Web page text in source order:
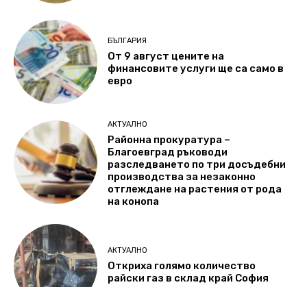
БЪЛГАРИЯ
От 9 август цените на
финансовите услуги ще са само в
евро
АКТУАЛНО
Районна прокуратура –
Благоевград ръководи
разследването по три досъдебни
производства за незаконно
отглеждане на растения от рода
на конопа
АКТУАЛНО
Откриха голямо количество
райски газ в склад край София